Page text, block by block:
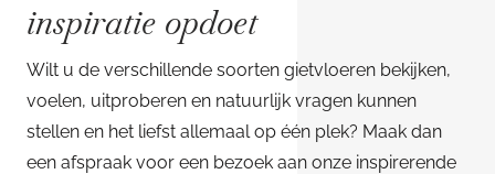
inspiratie opdoet
Wilt u de verschillende soorten gietvloeren bekijken,
voelen, uitproberen en natuurlijk vragen kunnen
stellen en het liefst allemaal op één plek? Maak dan
een afspraak voor een bezoek aan onze inspirerende